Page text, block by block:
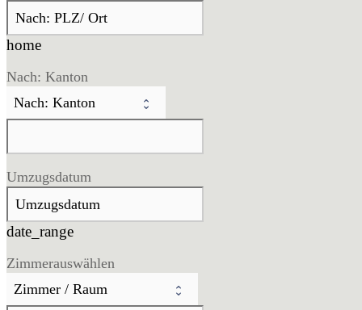
home
Nach: Kanton
Umzugsdatum
date_range
Zimmerauswählen